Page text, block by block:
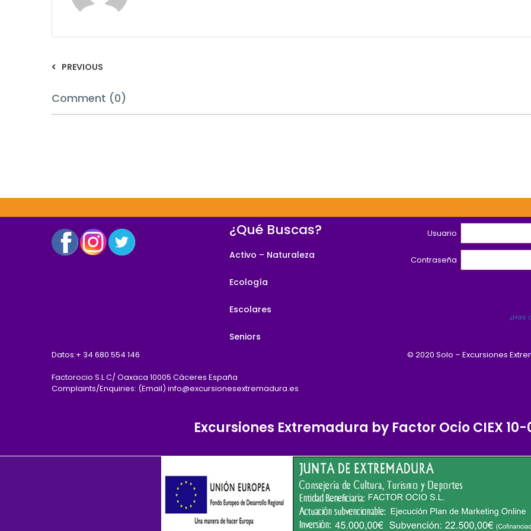
PREVIOUS
Comment (0)
¿Qué Buscas?
Activo – Naturaleza
Ecología
Escolares
Seniors
Usuario
Contraseña
¿Has
Datos:+ 34 680 554 146
Factorocio S.L C/ Oaxaca 10005 Cáceres España
Complaints/Enquiries: (Email) info@excursionesextremadura.es
© 2020 Solo – Excursiones
Excursiones Extremadura by Factor Ocio CIEX